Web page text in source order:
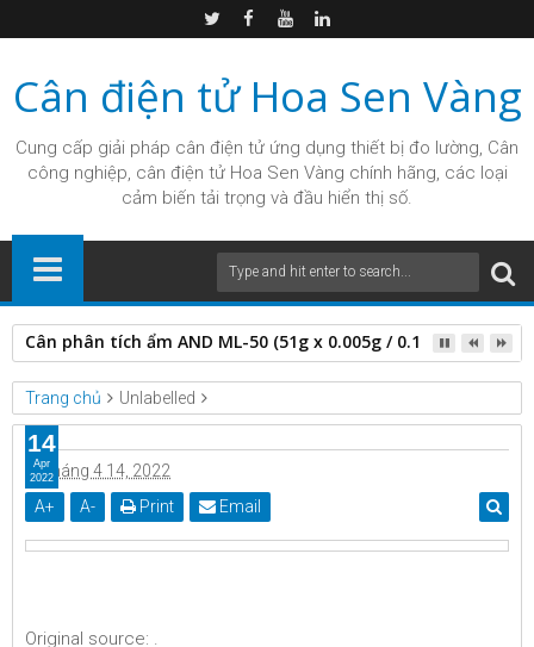
Cân điện tử Hoa Sen Vàng
Cung cấp giải pháp cân điện tử ứng dụng thiết bị đo lường, Cân
công nghiệp, cân điện tử Hoa Sen Vàng chính hãng, các loại
cảm biến tải trọng và đầu hiển thị số.
Cân phân tích ẩm AND ML-50 (51g x 0.005g / 0.1%)
Trang chủ Unlabelled
tháng 4 14, 2022
A+ A- Print Email
Original source: .
14
Apr
2022